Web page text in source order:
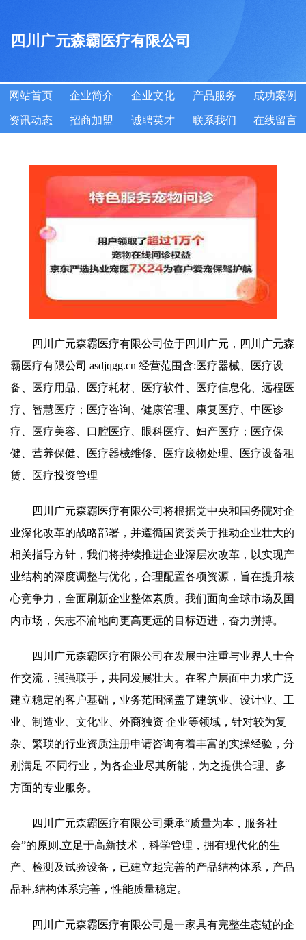
四川广元森霸医疗有限公司
网站首页 企业简介 企业文化 产品服务 成功案例
资讯动态 招商加盟 诚聘英才 联系我们 在线留言
四川广元森霸医疗有限公司位于四川广元，四川广元森
霸医疗有限公司 asdjqgg.cn 经营范围含:医疗器械、医疗设
备、医疗用品、医疗耗材、医疗软件、医疗信息化、远程医
疗、智慧医疗；医疗咨询、健康管理、康复医疗、中医诊
疗、医疗美容、口腔医疗、眼科医疗、妇产医疗；医疗保
健、营养保健、医疗器械维修、医疗废物处理、医疗设备租
赁、医疗投资管理
四川广元森霸医疗有限公司将根据党中央和国务院对企
业深化改革的战略部署，并遵循国资委关于推动企业壮大的
相关指导方针，我们将持续推进企业深层次改革，以实现产
业结构的深度调整与优化，合理配置各项资源，旨在提升核
心竞争力，全面刷新企业整体素质。我们面向全球市场及国
内市场，矢志不渝地向更高更远的目标迈进，奋力拼搏。
四川广元森霸医疗有限公司在发展中注重与业界人士合
作交流，强强联手，共同发展壮大。在客户层面中力求广泛
建立稳定的客户基础，业务范围涵盖了建筑业、设计业、工
业、制造业、文化业、外商独资 企业等领域，针对较为复
杂、繁琐的行业资质注册申请咨询有着丰富的实操经验，分
别满足 不同行业，为各企业尽其所能，为之提供合理、多
方面的专业服务。
四川广元森霸医疗有限公司秉承“质量为本，服务社
会”的原则,立足于高新技术，科学管理，拥有现代化的生
产、检测及试验设备，已建立起完善的产品结构体系，产品
品种,结构体系完善，性能质量稳定。
四川广元森霸医疗有限公司是一家具有完整生态链的企